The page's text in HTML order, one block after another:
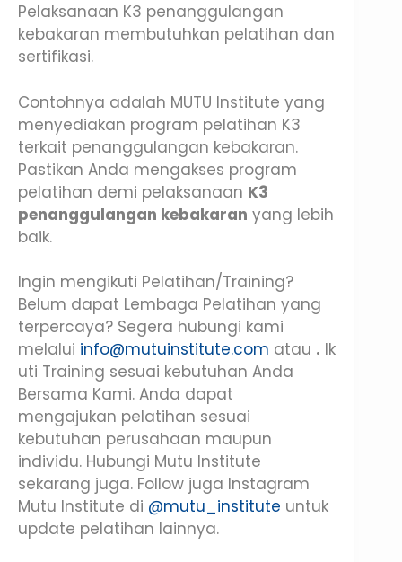
Pelaksanaan K3 penanggulangan
kebakaran membutuhkan pelatihan dan
sertifikasi.
Contohnya adalah MUTU Institute yang
menyediakan program pelatihan K3
terkait penanggulangan kebakaran.
Pastikan Anda mengakses program
pelatihan demi pelaksanaan K3
penanggulangan kebakaran yang lebih
baik.
Ingin mengikuti Pelatihan/Training?
Belum dapat Lembaga Pelatihan yang
terpercaya? Segera hubungi kami
melalui info@mutuinstitute.com atau . Ik
uti Training sesuai kebutuhan Anda
Bersama Kami. Anda dapat
mengajukan pelatihan sesuai
kebutuhan perusahaan maupun
individu. Hubungi Mutu Institute
sekarang juga. Follow juga Instagram
Mutu Institute di @mutu_institute untuk
update pelatihan lainnya.